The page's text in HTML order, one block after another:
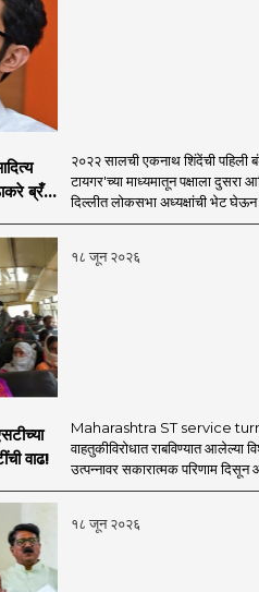
ब्रँड
२०२२ सालची एकनाथ शिंदेंची पहिली
टायगर'च्या माध्यमातून पक्षाला दुसरा
दिल्लीत लोकसभा अध्यक्षांची भेट घेऊन
१८ जून २०२६
वाढ!
Maharashtra ST service turns
वाहतुकीविरोधात राबविण्यात आलेल्या
उत्पन्नावर सकारात्मक परिणाम
१८ जून २०२६